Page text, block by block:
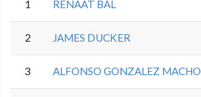
1 RENAAT BAL
2 JAMES DUCKER
3 ALFONSO GONZALEZ MACHO